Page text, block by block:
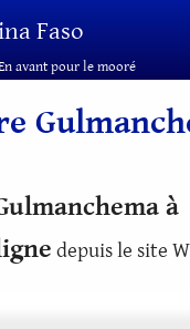
Faso
avant pour le mooré
à
depuis le site